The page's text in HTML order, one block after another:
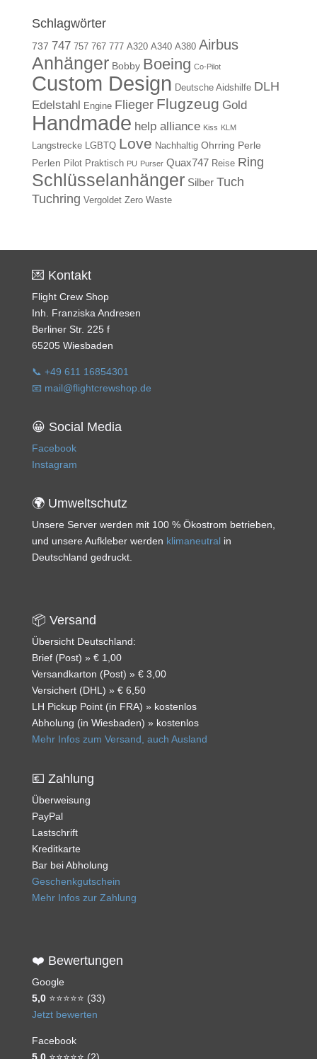
Schlagwörter
737 747 757 767 777 A320 A340 A380 Airbus
Anhänger Bobby Boeing Co-Pilot
Custom Design Deutsche Aidshilfe DLH
Edelstahl Engine Flieger Flugzeug Gold
Handmade help alliance Kiss KLM
Langstrecke LGBTQ Love Nachhaltig Ohrring Perle
Perlen Pilot Praktisch PU Purser Quax747 Reise Ring
Schlüsselanhänger Silber Tuch
Tuchring Vergoldet Zero Waste
💌 Kontakt
Flight Crew Shop
Inh. Franziska Andresen
Berliner Str. 225 f
65205 Wiesbaden
📞 +49 611 16854301
📧 mail@flightcrewshop.de
😀 Social Media
Facebook
Instagram
🌍 Umweltschutz
Unsere Server werden mit 100 % Ökostrom betrieben,
und unsere Aufkleber werden klimaneutral in
Deutschland gedruckt.
📦 Versand
Übersicht Deutschland:
Brief (Post) » € 1,00
Versandkarton (Post) » € 3,00
Versichert (DHL) » € 6,50
LH Pickup Point (in FRA) » kostenlos
Abholung (in Wiesbaden) » kostenlos
Mehr Infos zum Versand, auch Ausland
💶 Zahlung
Überweisung
PayPal
Lastschrift
Kreditkarte
Bar bei Abholung
Geschenkgutschein
Mehr Infos zur Zahlung
❤️ Bewertungen
Google
5,0⭐⭐⭐⭐⭐ (33)
Jetzt bewerten
Facebook
5,0⭐⭐⭐⭐⭐ (2)